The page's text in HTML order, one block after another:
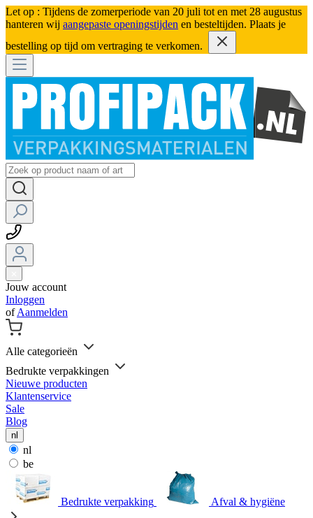
Let op : Tijdens de zomerperiode van 20 juli tot en met 28 augustus
hanteren wij aangepaste openingstijden en besteltijden. Plaats je
bestelling op tijd om vertraging te verkomen.
Jouw account
Inloggen
ofAanmelden
Alle categorieën
Bedrukte verpakkingen
Nieuwe producten
Klantenservice
Sale
Blog
nl
nl
be
Bedrukte verpakking Afval & hygiëne